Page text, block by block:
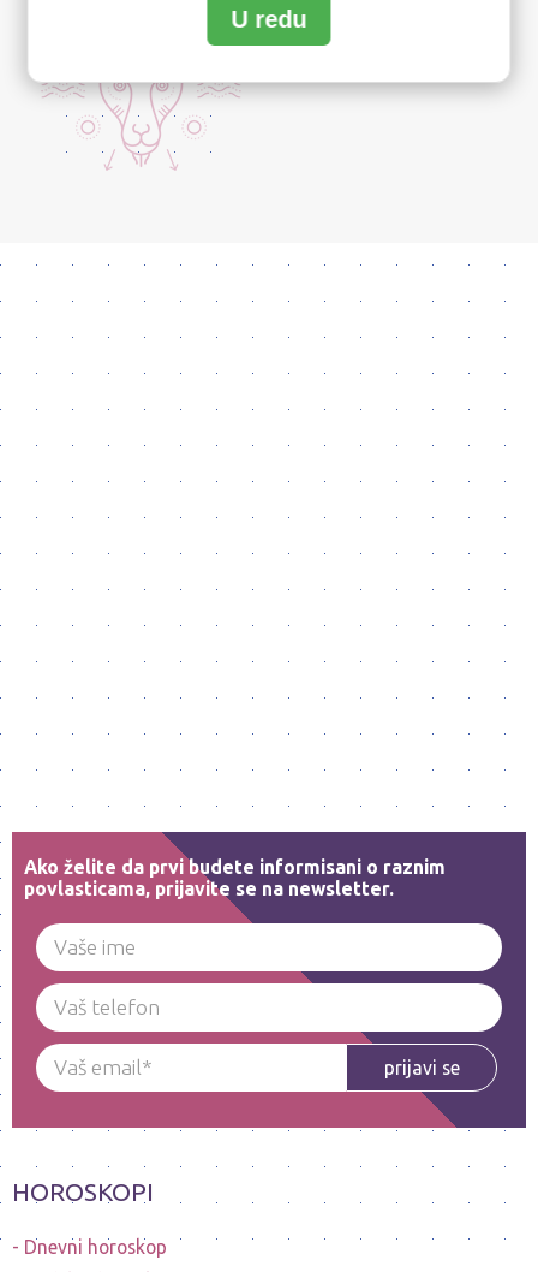
Ako želite da prvi budete informisani o raznim
povlasticama, prijavite se na newsletter.
prijavi se
HOROSKOPI
Dnevni horoskop
U redu